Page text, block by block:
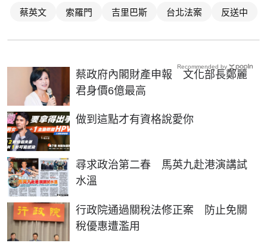
蔡英文 索羅門 吉里巴斯 台北法案 反送中
蔡政府內閣財產申報 文化部長鄭麗
君身價6億最高
做到這點才有資格說愛你
PR
尋求政治第二春 馬英九赴港演講試
水溫
行政院通過關稅法修正案 防止免關
稅優惠遭濫用
Recommended by